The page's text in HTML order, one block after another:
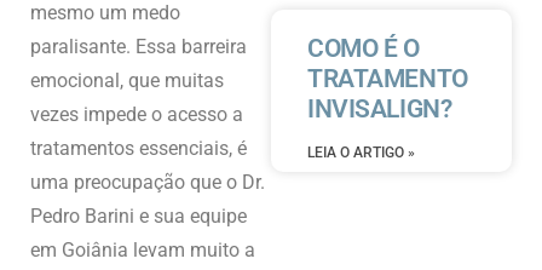
mesmo um medo
paralisante. Essa barreira
emocional, que muitas
vezes impede o acesso a
tratamentos essenciais, é
uma preocupação que o Dr.
Pedro Barini e sua equipe
em Goiânia levam muito a
COMO É O
TRATAMENTO
INVISALIGN?
LEIA O ARTIGO »